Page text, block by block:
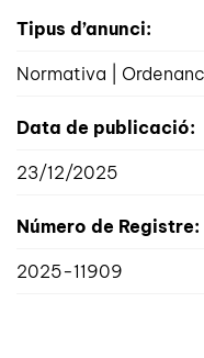
Tipus d’anunci:
Normativa |
Data de publicació:
23/12/2025
Número de Registre:
2025-11909